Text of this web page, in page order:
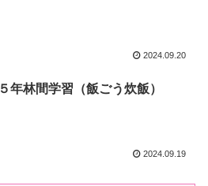
2024.09.20
５年林間学習（飯ごう炊飯）
2024.09.19